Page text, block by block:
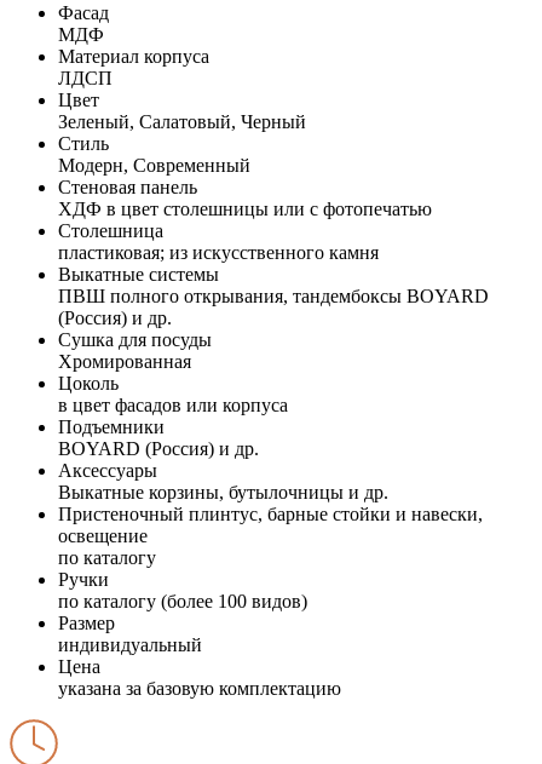
Фасад
МДФ
Материал корпуса
ЛДСП
Цвет
Зеленый, Салатовый, Черный
Стиль
Модерн, Современный
Стеновая панель
ХДФ в цвет столешницы или с фотопечатью
Столешница
пластиковая; из искусственного камня
Выкатные системы
ПВШ полного открывания, тандембоксы BOYARD
(Россия) и др.
Сушка для посуды
Хромированная
Цоколь
в цвет фасадов или корпуса
Подъемники
BOYARD (Россия) и др.
Аксессуары
Выкатные корзины, бутылочницы и др.
Пристеночный плинтус, барные стойки и навески,
освещение
по каталогу
Ручки
по каталогу (более 100 видов)
Размер
индивидуальный
Цена
указана за базовую комплектацию